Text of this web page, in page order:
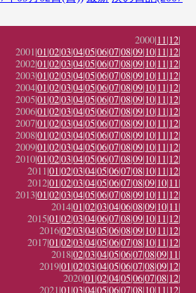
2000|11|12|
2001|01|02|03|04|05|06|07|08|09|10|11|12|
2002|01|02|03|04|05|06|07|08|09|10|11|12|
2003|01|02|03|04|05|06|07|08|09|10|11|12|
2004|01|02|03|04|05|06|07|08|09|10|11|12|
2005|01|02|03|04|05|06|07|08|09|10|11|12|
2006|01|02|03|04|05|06|07|08|09|10|11|12|
2007|01|02|03|04|05|06|07|08|09|10|11|12|
2008|01|02|03|04|05|06|07|08|09|10|11|12|
2009|01|02|03|04|05|06|07|08|09|10|11|12|
2010|01|02|03|04|05|06|07|08|09|10|11|12|
2011|01|02|03|04|05|06|07|08|10|11|12|
2012|01|02|03|04|05|06|07|08|09|10|11|
2013|01|02|03|04|05|06|07|08|09|10|11|12|
2014|01|02|03|04|06|08|09|10|11|
2015|01|02|03|04|06|07|08|09|10|11|12|
2016|02|03|04|05|06|08|09|10|11|12|
2017|01|02|03|04|05|06|07|08|10|11|12|
2018|02|03|04|05|06|07|08|09|11|
2019|01|02|03|04|05|06|07|08|09|12|
2020|01|02|04|05|06|07|08|12|
2021|01|03|04|05|06|07|08|10|11|12|